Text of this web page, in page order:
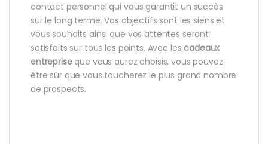
contact personnel qui vous garantit un succès
sur le long terme. Vos objectifs sont les siens et
vous souhaits ainsi que vos attentes seront
satisfaits sur tous les points. Avec les cadeaux
entrepriseque vous aurez choisis, vous pouvez
être sûr que vous toucherez le plus grand nombre
de prospects.